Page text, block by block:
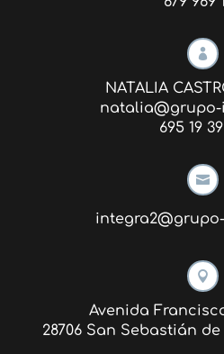

NATALIA
695 19


Avenida
28706 San Sebastián